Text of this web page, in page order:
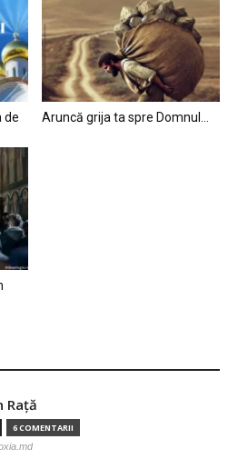
de
Aruncă grija ta spre Domnul…
Raţă
6 COMENTARII